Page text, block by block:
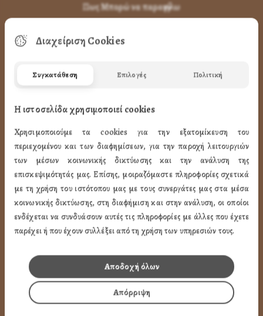
Πως Μπορώ να παραγγείλω
Μεταφορικά & Αντικαταβολή
LINK
ΤΑ ΠΡΟΪΟΝΤΑ ΜΑΣ
Εικόνες Αγίων
Εικόνες Παναγίας
Εικόνες Χριστού
Εικόνες Παραστάσεων
Μπρελόκ Μέ Αγίους
Εικόνες με Φύλλα Χρυσού
Εικόνες Τοίχου με Καντήλι
Διαχείριση Cookies
Συγκατάθεση Επιλογές Πολιτική
Η ιστοσελίδα χρησιμοποιεί cookies
Χρησιμοποιούμε τα cookies για την εξατομίκευση του
περιεχομένου και των διαφημίσεων, για την παροχή λειτουργιών
των μέσων κοινωνικής δικτύωσης και την ανάλυση της
επισκεψιμότητάς μας. Επίσης, μοιραζόμαστε πληροφορίες σχετικά
με τη χρήση του ιστότοπου μας με τους συνεργάτες μας στα μέσα
κοινωνικής δικτύωσης, στη διαφήμιση και στην ανάλυση, οι οποίοι
ενδέχεται να συνδυάσουν αυτές τις πληροφορίες με άλλες που έχετε
παρέχει ή που έχουν συλλέξει από τη χρήση των υπηρεσιών τους.
Απόρριψη
Αποδοχή όλων